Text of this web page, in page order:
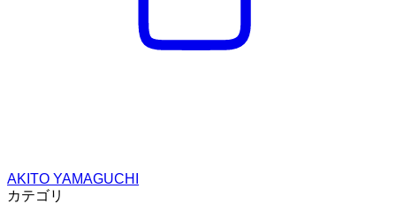
AKITO YAMAGUCHI
カテゴリ